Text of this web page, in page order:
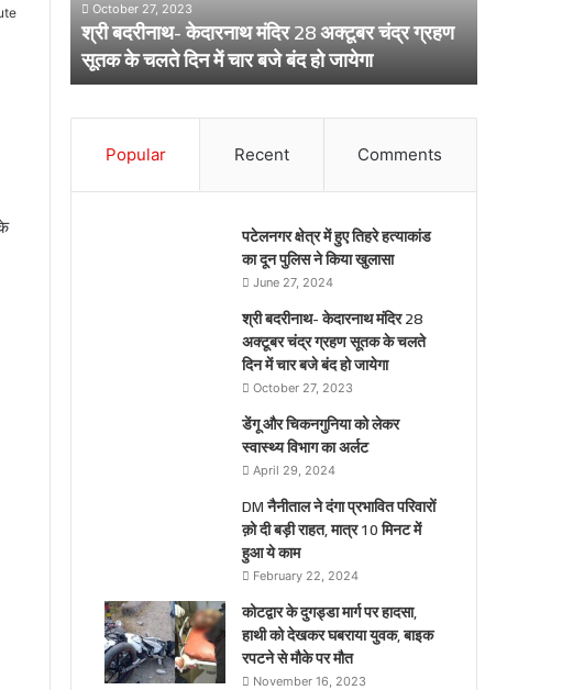
ग्रहण
सूतक
के
चलते
October 27, 2023
श्री बदरीनाथ- केदारनाथ मंदिर 28 अक्टूबर चंद्र ग्रहण
सूतक के चलते दिन में चार बजे बंद हो जायेगा
Popular Recent Comments
पटेलनगर क्षेत्र में हुए तिहरे हत्याकांड
का दून पुलिस ने किया खुलासा
June 27, 2024
श्री बदरीनाथ- केदारनाथ मंदिर 28
अक्टूबर चंद्र ग्रहण सूतक के चलते
दिन में चार बजे बंद हो जायेगा
October 27, 2023
डेंगू और चिकनगुनिया को लेकर
स्वास्थ्य विभाग का अर्लट
April 29, 2024
DM नैनीताल ने दंगा प्रभावित परिवारों
क़ो दी बड़ी राहत, मात्र 10 मिनट में
हुआ ये काम
February 22, 2024
कोटद्वार के दुगड्डा मार्ग पर हादसा,
हाथी को देखकर घबराया युवक, बाइक
रपटने से मौके पर मौत
November 16, 2023